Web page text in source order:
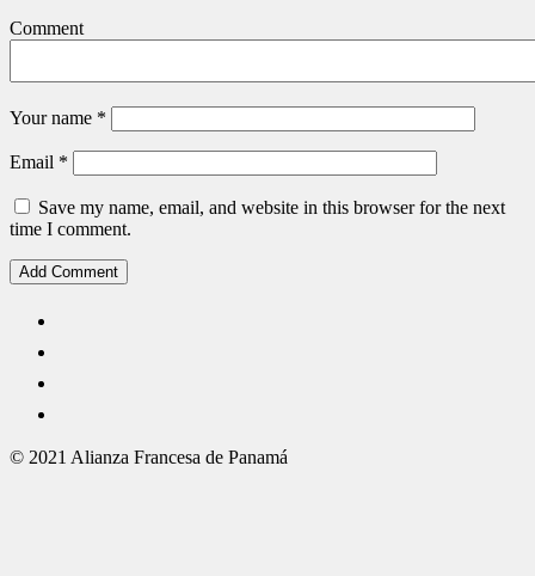
Comment
Your name *
Email *
Save my name, email, and website in this browser for the next
time I comment.
© 2021 Alianza Francesa de Panamá